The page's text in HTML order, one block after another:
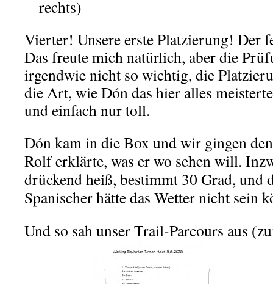
rechts)
Vierter! Unsere erste Platzierung! Der
Das freute mich natürlich, aber die
irgendwie nicht so wichtig, die
die Art, wie Dón das hier alles
und einfach nur toll.
Dón kam in die Box und wir gingen
Rolf erklärte, was er wo sehen will.
drückend heiß, bestimmt 30 Grad, und
Spanischer hätte das Wetter nicht sein
Und so sah unser Trail-Parcours aus